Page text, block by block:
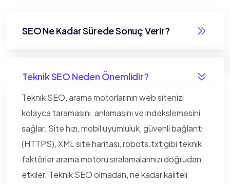
SEO Ne Kadar Sürede Sonuç Verir?
Teknik SEO Neden Önemlidir?
Teknik SEO, arama motorlarının web sitenizi
kolayca taramasını, anlamasını ve indekslemesini
sağlar. Site hızı, mobil uyumluluk, güvenli bağlantı
(HTTPS), XML site haritası, robots.txt gibi teknik
faktörler arama motoru sıralamalarınızı doğrudan
etkiler. Teknik SEO olmadan, ne kadar kaliteli